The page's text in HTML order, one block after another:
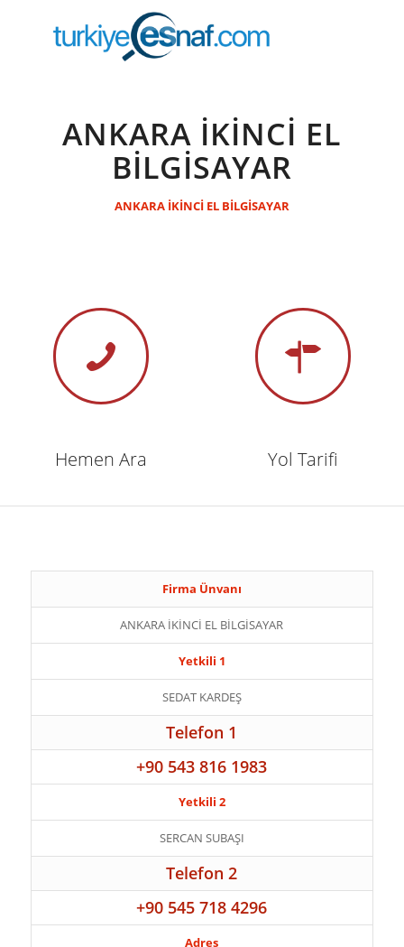
ANKARA İKİNCİ EL
BİLGİSAYAR
ANKARA İKİNCİ EL BİLGİSAYAR
Hemen Ara Yol Tarifi
Firma Ünvanı
ANKARA İKİNCİ EL BİLGİSAYAR
Yetkili 1
SEDAT KARDEŞ
Telefon 1
+90 543 816 1983
Yetkili 2
SERCAN SUBAŞI
Telefon 2
+90 545 718 4296
Adres